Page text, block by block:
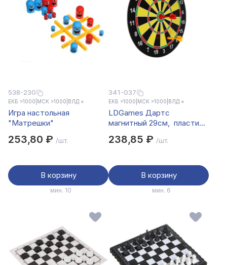
538-230
ЕКБ >1000 МСК >1000 ВЛД ×
Игра настольная
"Матрешки"
253,80 ₽ /шт.
В корзину
мин. 10
341-037
ЕКБ >1000 МСК >1000 ВЛД ×
LDGames Дартс
магнитный 29см, пластик,
238,85 ₽ /шт.
В корзину
мин. 6